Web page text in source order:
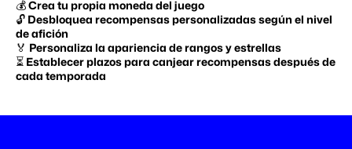
💰 Crea tu propia moneda del juego
🔓 Desbloquea recompensas personalizadas según el nivel
de afición
🏅 Personaliza la apariencia de rangos y estrellas
⏳ Establecer plazos para canjear recompensas después de
cada temporada